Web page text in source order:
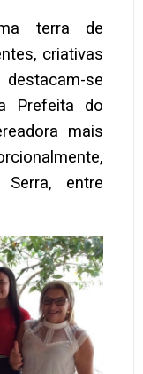
terra de
criativas
se
Prefeita do
mais
Serra, entre